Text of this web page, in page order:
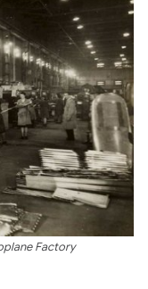
Factory